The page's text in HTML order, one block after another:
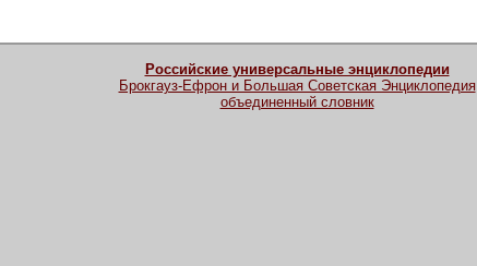
Российские универсальные энциклопедии
Брокгауз-Ефрон и Большая Советская Энциклопедия
объединенный словник